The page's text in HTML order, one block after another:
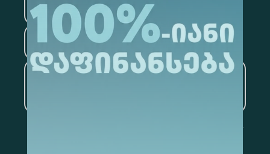
ფსიქოლოგია
ტურიზმი
ხელოვნური ინტელექტი